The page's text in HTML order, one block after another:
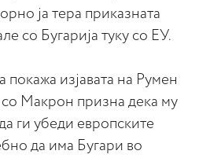
ја тера приказната
со Бугарија туку со ЕУ.
покажа изјавата на Румен
со Макрон призна дека му
ги убеди европските
да има Бугари во